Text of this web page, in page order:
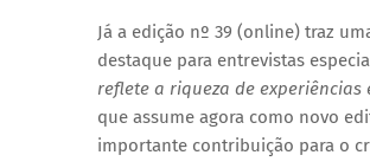
Já a edição nº 39 (online) traz
destaque para entrevistas
reflete a riqueza de
que assume agora como novo
importante contribuição para o